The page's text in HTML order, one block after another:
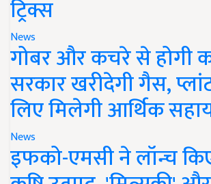
ट्रिक्स
News
गोबर और कचरे से होगी
सरकार खरीदेगी गैस,
लिए मिलेगी आर्थिक
News
इफको-एमसी ने लॉन्च